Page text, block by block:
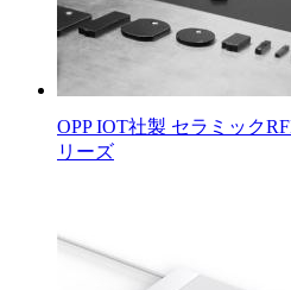
OPP IOT社製 セラミック
リーズ